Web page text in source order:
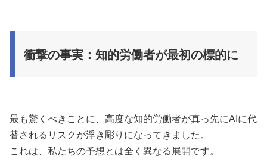
衝撃の事実：知的労働者が最初の標的に
最も驚くべきことに、高度な知的労働者が真っ先にAIに代
替されるリスクが浮き彫りになってきました。
これは、私たちの予想とは全く異なる展開です。